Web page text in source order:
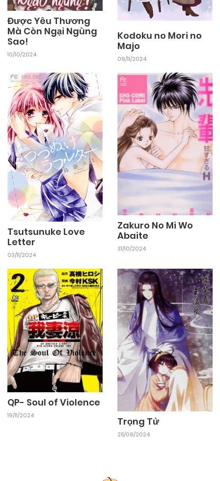
Được Yêu Thương
Mà Còn Ngại Ngùng
Sao!
10/10/2024
Kodoku no Mori no
Majo
09/11/2024
Tsutsunuke Love
Letter
03/11/2024
Zakuro No Mi Wo
Abaite
31/10/2024
QP- Soul of Violence
19/11/2024 Trọng Tử
25/09/2024